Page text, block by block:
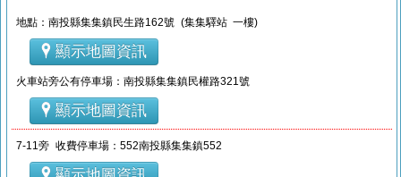
地點：南投縣集集鎮民生路162號 (集集驛站 一樓)
顯示地圖資訊
火車站旁公有停車場：南投縣集集鎮民權路321號
顯示地圖資訊
7-11旁 收費停車場：552南投縣集集鎮552